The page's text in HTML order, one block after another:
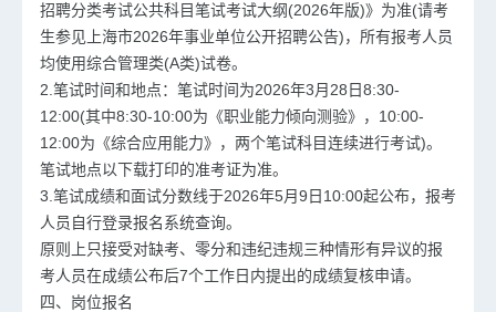
招聘分类考试公共科目笔试考试大纲(2026年版)》为准(请考
生参见上海市2026年事业单位公开招聘公告)，所有报考人员
均使用综合管理类(A类)试卷。
2.笔试时间和地点：笔试时间为2026年3月28日8:30-
12:00(其中8:30-10:00为《职业能力倾向测验》，10:00-
12:00为《综合应用能力》，两个笔试科目连续进行考试)。
笔试地点以下载打印的准考证为准。
3.笔试成绩和面试分数线于2026年5月9日10:00起公布，报考
人员自行登录报名系统查询。
原则上只接受对缺考、零分和违纪违规三种情形有异议的报
考人员在成绩公布后7个工作日内提出的成绩复核申请。
四、岗位报名